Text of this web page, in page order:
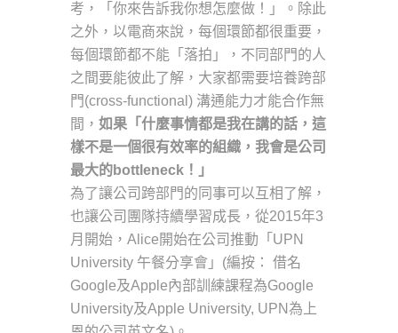
考，「你來告訴我你想怎麼做！」。除此
之外，以電商來說，每個環節都很重要，
每個環節都不能「落拍」，不同部門的人
之間要能彼此了解，大家都需要培養跨部
門(cross-functional) 溝通能力才能合作無
間， 如果「什麼事情都是我在講的話，這
樣不是一個很有效率的組織，我會是公司
最大的bottleneck！」
為了讓公司跨部門的同事可以互相了解，
也讓公司團隊持續學習成長，從2015年3
月開始，Alice開始在公司推動「UPN
University 午餐分享會」(編按： 借名
Google及Apple內部訓練課程為Google
University及Apple University, UPN為上